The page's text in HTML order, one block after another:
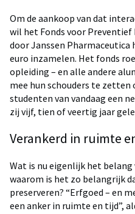
Om de aankoop van dat
wil het Fonds voor
door Janssen Pharmaceutica
euro inzamelen. Het fonds
opleiding – en alle andere
mee hun schouders te zetten
studenten van vandaag een
zij vijf, tien of veertig jaar
Verankerd in ruimte
Wat is nu eigenlijk het
waarom is het zo belangrijk
preserveren? “Erfgoed – en
een anker in ruimte en tijd”,